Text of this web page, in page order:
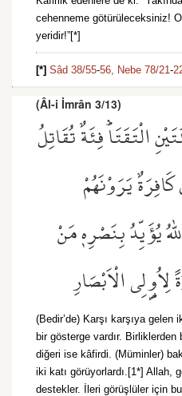
cehenneme götürüleceksiniz!
yeridir!”[*]
[*] Sâd 38/55-56, Nebe 78/21-
(Âl-i İmrân 3/13)
الْتَقَتَاۜ فِئَةٌ تُقَاتِلُ
يَرَوْنَهُمْ
يُؤَيِّدُ بِنَصْرِه۪ مَنْ
الْاَبْصَارِ
(Bedir’de) Karşı karşıya
bir gösterge vardır.
diğeri ise kâfirdi. (Müminler)
iki katı görüyorlardı.[1*] Allah,
destekler. İleri görüşlüler için